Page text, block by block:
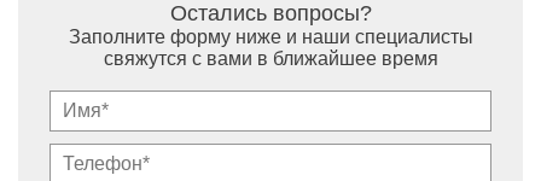
Остались вопросы?
Заполните форму ниже и наши специалисты
свяжутся с вами в ближайшее время